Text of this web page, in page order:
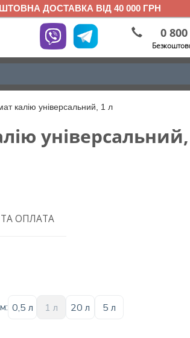
ДОСТАВКА ВІД 40 000 ГРН
0
калію універсальний, 1 л
ОПЛАТА
0,5 л 1 л 20 л 5 л